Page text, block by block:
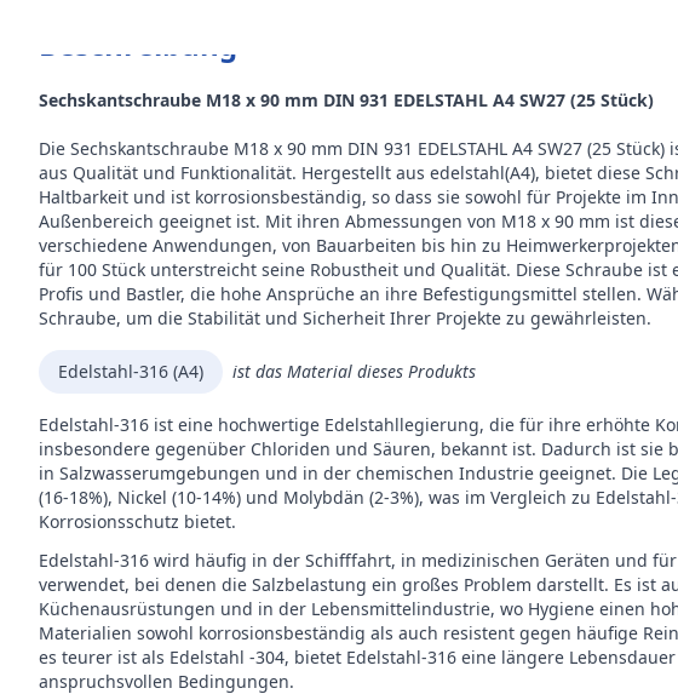
Preis
Gewicht pro 100
Stück
Antrieb
Marke
Beschreibung
Sechskantschraube M18 x 90 mm DIN 931 EDELSTAHL A4 SW27 (25 Stück)
Die Sechskantschraube M18 x 90 mm DIN 931 EDELSTAHL A4 SW27 (25
aus Qualität und Funktionalität. Hergestellt aus edelstahl(A4), bietet diese
Haltbarkeit und ist korrosionsbeständig, so dass sie sowohl für Projekte im
Außenbereich geeignet ist. Mit ihren Abmessungen von M18 x 90 mm ist
verschiedene Anwendungen, von Bauarbeiten bis hin zu
für 100 Stück unterstreicht seine Robustheit und Qualität. Diese Schraube ist
Profis und Bastler, die hohe Ansprüche an ihre Befestigungsmittel stellen.
Schraube, um die Stabilität und Sicherheit Ihrer Projekte zu gewährleisten.
Edelstahl-316 (A4) ist das Material dieses Produkts
Edelstahl-316 ist eine hochwertige Edelstahllegierung, die für ihre erhöhte
insbesondere gegenüber Chloriden und Säuren, bekannt ist. Dadurch ist sie
in Salzwasserumgebungen und in der chemischen Industrie geeignet. Die
(16-18%), Nickel (10-14%) und Molybdän (2-3%), was im Vergleich zu
Korrosionsschutz bietet.
Edelstahl-316 wird häufig in der Schifffahrt, in medizinischen Geräten und
verwendet, bei denen die Salzbelastung ein großes Problem darstellt. Es ist
Küchenausrüstungen und in der Lebensmittelindustrie, wo Hygiene einen
Materialien sowohl korrosionsbeständig als auch resistent gegen häufige
es teurer ist als Edelstahl -304, bietet Edelstahl-316 eine längere
anspruchsvollen Bedingungen.